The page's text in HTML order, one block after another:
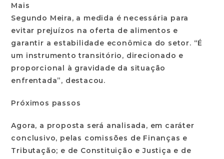
Mais
Segundo Meira, a medida é necessária para
evitar prejuízos na oferta de alimentos e
garantir a estabilidade econômica do setor. “É
um instrumento transitório, direcionado e
proporcional à gravidade da situação
enfrentada”, destacou.
Próximos passos
Agora, a proposta será analisada, em caráter
conclusivo, pelas comissões de Finanças e
Tributação; e de Constituição e Justiça e de